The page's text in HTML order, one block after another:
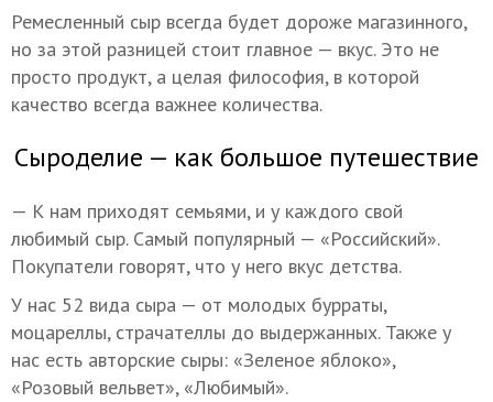
Ремесленный сыр всегда будет дороже магазинного,
но за этой разницей стоит главное — вкус. Это не
просто продукт, а целая философия, в которой
качество всегда важнее количества.
Сыроделие — как большое путешествие
— К нам приходят семьями, и у каждого свой
любимый сыр. Самый популярный — «Российский».
Покупатели говорят, что у него вкус детства.
У нас 52 вида сыра — от молодых бурраты,
моцареллы, страчателлы до выдержанных. Также у
нас есть авторские сыры: «Зеленое яблоко»,
«Розовый вельвет», «Любимый».